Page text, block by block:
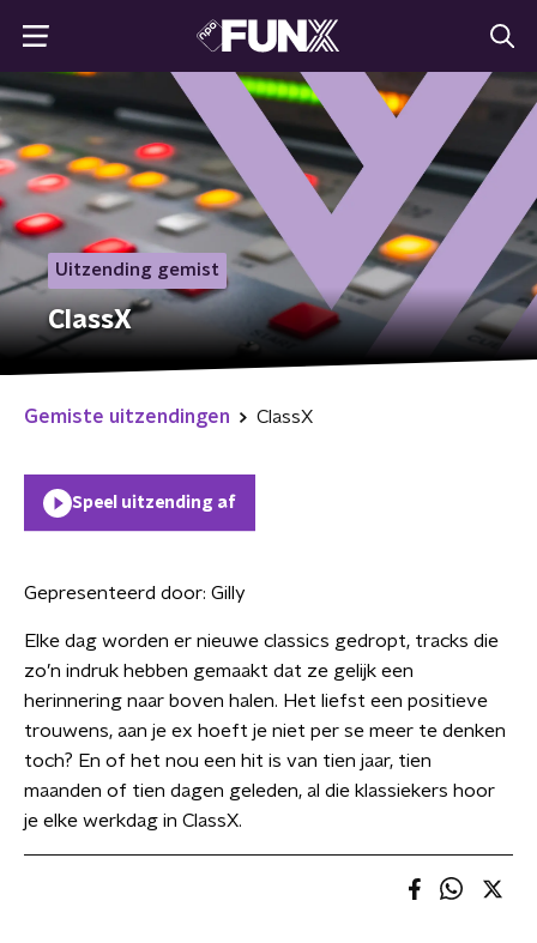
Uitzending gemist
ClassX
Gemiste uitzendingen ClassX
Speel uitzending af
Gepresenteerd door: Gilly
Elke dag worden er nieuwe classics gedropt, tracks die
zo’n indruk hebben gemaakt dat ze gelijk een
herinnering naar boven halen. Het liefst een positieve
trouwens, aan je ex hoeft je niet per se meer te denken
toch? En of het nou een hit is van tien jaar, tien
maanden of tien dagen geleden, al die klassiekers hoor
je elke werkdag in ClassX.